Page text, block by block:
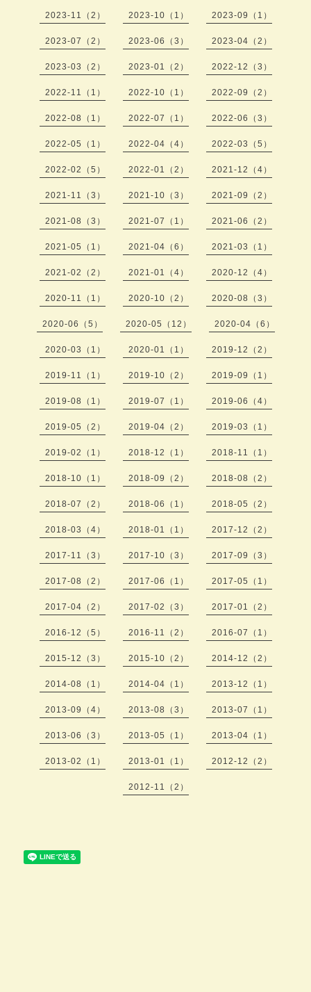
2023-11（2） 2023-10（1） 2023-09（1）
2023-07（2） 2023-06（3） 2023-04（2）
2023-03（2） 2023-01（2） 2022-12（3）
2022-11（1） 2022-10（1） 2022-09（2）
2022-08（1） 2022-07（1） 2022-06（3）
2022-05（1） 2022-04（4） 2022-03（5）
2022-02（5） 2022-01（2） 2021-12（4）
2021-11（3） 2021-10（3） 2021-09（2）
2021-08（3） 2021-07（1） 2021-06（2）
2021-05（1） 2021-04（6） 2021-03（1）
2021-02（2） 2021-01（4） 2020-12（4）
2020-11（1） 2020-10（2） 2020-08（3）
2020-06（5） 2020-05（12） 2020-04（6）
2020-03（1） 2020-01（1） 2019-12（2）
2019-11（1） 2019-10（2） 2019-09（1）
2019-08（1） 2019-07（1） 2019-06（4）
2019-05（2） 2019-04（2） 2019-03（1）
2019-02（1） 2018-12（1） 2018-11（1）
2018-10（1） 2018-09（2） 2018-08（2）
2018-07（2） 2018-06（1） 2018-05（2）
2018-03（4） 2018-01（1） 2017-12（2）
2017-11（3） 2017-10（3） 2017-09（3）
2017-08（2） 2017-06（1） 2017-05（1）
2017-04（2） 2017-02（3） 2017-01（2）
2016-12（5） 2016-11（2） 2016-07（1）
2015-12（3） 2015-10（2） 2014-12（2）
2014-08（1） 2014-04（1） 2013-12（1）
2013-09（4） 2013-08（3） 2013-07（1）
2013-06（3） 2013-05（1） 2013-04（1）
2013-02（1） 2013-01（1） 2012-12（2）
2012-11（2）